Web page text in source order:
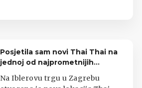
Posjetila sam novi Thai Thai na
jednoj od najprometnijih
zagrebačkih lokacija
Na Iblerovu trgu u Zagrebu